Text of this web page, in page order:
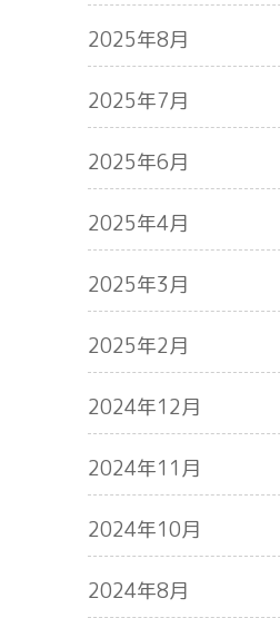
2025年8月
2025年7月
2025年6月
2025年4月
2025年3月
2025年2月
2024年12月
2024年11月
2024年10月
2024年8月